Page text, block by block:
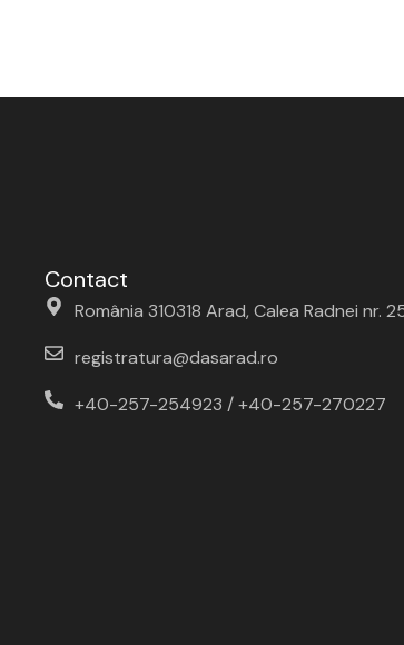
Contact
România 310318 Arad, Calea Radnei nr.
registratura@dasarad.ro
+40-257-254923 / +40-257-270227